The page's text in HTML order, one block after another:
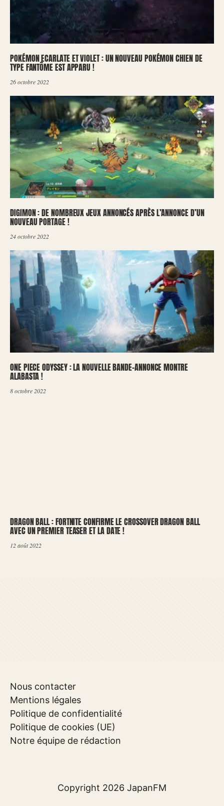
POKÉMON ECARLATE ET VIOLET : UN NOUVEAU POKÉMON CHIEN DE
TYPE FANTÔME EST APPARU !
26 octobre 2022
DIGIMON : DE NOMBREUX JEUX ANNONCÉS APRÈS L’ANNONCE D’UN
NOUVEAU PORTAGE !
24 octobre 2022
ONE PIECE ODYSSEY : LA NOUVELLE BANDE-ANNONCE MONTRE
ALABASTA !
8 octobre 2022
DRAGON BALL : FORTNITE CONFIRME LE CROSSOVER DRAGON BALL
AVEC UN PREMIER TEASER ET LA DATE !
12 août 2022
Nous contacter
Mentions légales
Politique de confidentialité
Politique de cookies (UE)
Notre équipe de rédaction
Copyright 2026 JapanFM